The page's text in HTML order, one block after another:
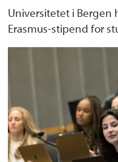
Universitetet i Bergen
Erasmus-stipend for